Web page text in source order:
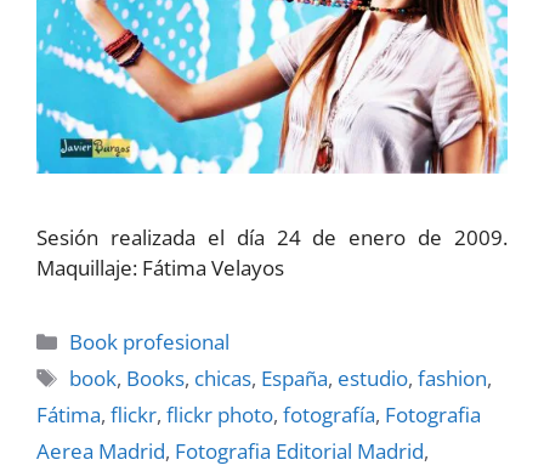
Sesión realizada el dí­a 24 de enero de 2009.
Maquillaje: Fátima Velayos
Categorías
Book profesional
Etiquetas
book, Books, chicas, España, estudio,fashion,
Fátima, flickr, flickr photo, fotografí­a, Fotografia
Aerea Madrid, Fotografia Editorial Madrid,